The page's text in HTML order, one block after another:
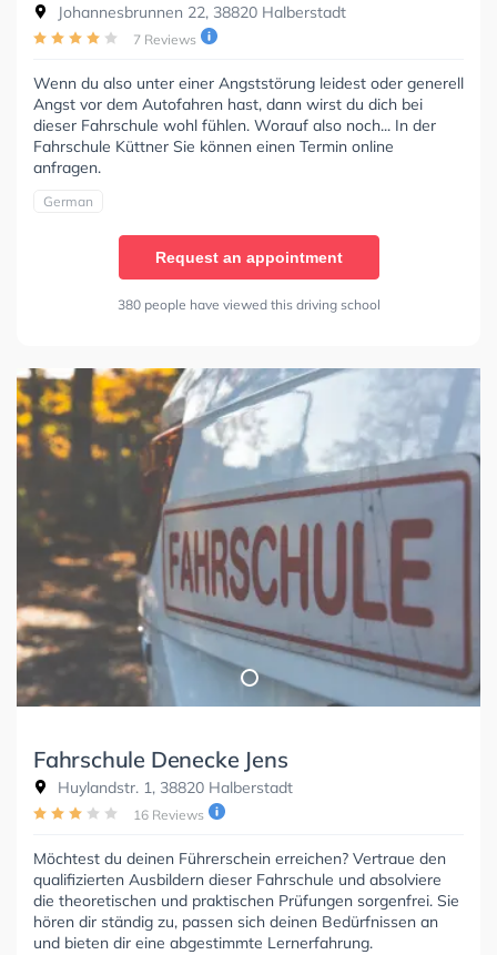
Johannesbrunnen 22, 38820 Halberstadt
7 Reviews
Wenn du also unter einer Angststörung leidest oder generell
Angst vor dem Autofahren hast, dann wirst du dich bei
dieser Fahrschule wohl fühlen. Worauf also noch... In der
Fahrschule Küttner Sie können einen Termin online
anfragen.
German
Request an appointment
380 people have viewed this driving school
Fahrschule Denecke Jens
Huylandstr. 1, 38820 Halberstadt
16 Reviews
Möchtest du deinen Führerschein erreichen? Vertraue den
qualifizierten Ausbildern dieser Fahrschule und absolviere
die theoretischen und praktischen Prüfungen sorgenfrei. Sie
hören dir ständig zu, passen sich deinen Bedürfnissen an
und bieten dir eine abgestimmte Lernerfahrung.